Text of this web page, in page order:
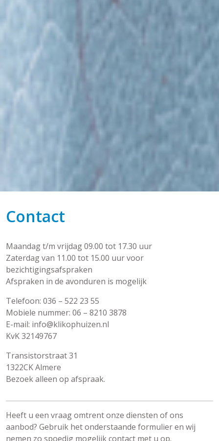
Contact
Maandag t/m vrijdag 09.00 tot 17.30 uur
Zaterdag van 11.00 tot 15.00 uur voor
bezichtigingsafspraken
Afspraken in de avonduren is mogelijk
Telefoon: 036 – 522 23 55
Mobiele nummer: 06 – 8210 3878
E-mail: info@klikophuizen.nl
KvK 32149767
Transistorstraat 31
1322CK Almere
Bezoek alleen op afspraak.
Heeft u een vraag omtrent onze diensten of ons
aanbod? Gebruik het onderstaande formulier en wij
nemen zo spoedig mogelijk contact met u op.